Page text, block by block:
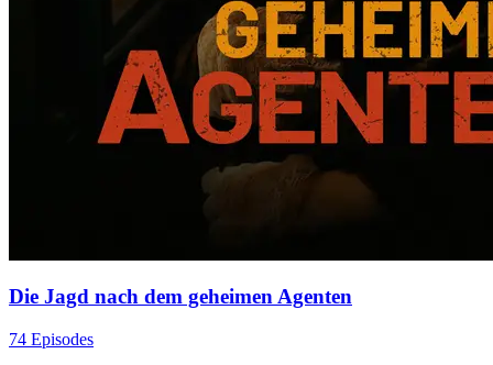
Die Jagd nach dem geheimen Agenten
74 Episodes